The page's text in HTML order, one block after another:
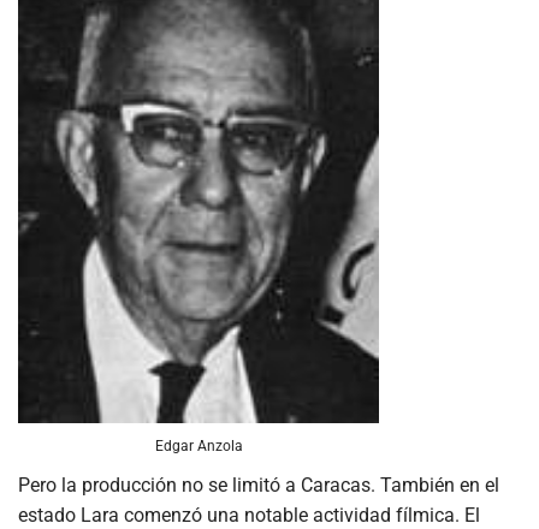
Edgar Anzola
Pero la producción no se limitó a Caracas. También en el
estado Lara comenzó una notable actividad fílmica. El